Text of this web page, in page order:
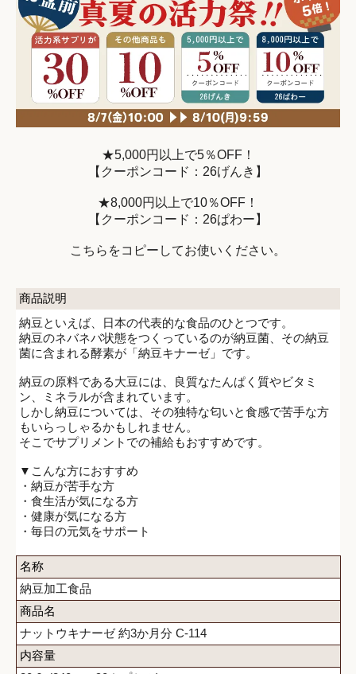
★5,000円以上で5％OFF！
【クーポンコード：26げんき】
★8,000円以上で10％OFF！
【クーポンコード：26ぱわー】
こちらをコピーしてお使いください。
商品説明
納豆といえば、日本の代表的な食品のひとつです。
納豆のネバネバ状態をつくっているのが納豆菌、その納豆
菌に含まれる酵素が「納豆キナーゼ」です。
納豆の原料である大豆には、良質なたんぱく質やビタミ
ン、ミネラルが含まれています。
しかし納豆については、その独特な匂いと食感で苦手な方
もいらっしゃるかもしれません。
そこでサプリメントでの補給もおすすめです。
▼こんな方におすすめ
・納豆が苦手な方
・食生活が気になる方
・健康が気になる方
・毎日の元気をサポート
名称
納豆加工食品
商品名
ナットウキナーゼ 約3か月分 C-114
内容量